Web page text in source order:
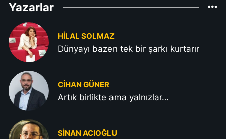
Yazarlar
HILAL SOLMAZ
Dünyayı bazen tek bir şarkı kurtarır
CIHAN GÜNER
Artık birlikte ama yalnızlar…
SINAN ACIOĞLU